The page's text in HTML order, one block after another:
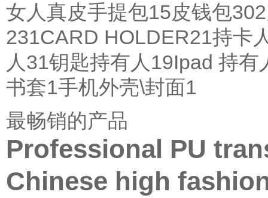
女人真皮手提包15皮钱包302
231CARD HOLDER21持卡
人 31钥匙持有人 19Ipad 持有
书套1手机外壳\封面1
最畅销的产品
Professional PU
Chinese high